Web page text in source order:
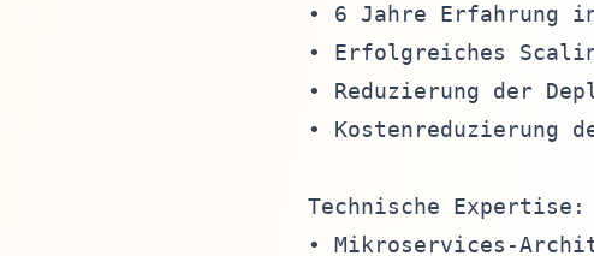
• 6 Jahre Erfahrung
• Erfolgreiches
• Reduzierung der
• Kostenreduzierung
Technische Expertise:
• Mikroservices-